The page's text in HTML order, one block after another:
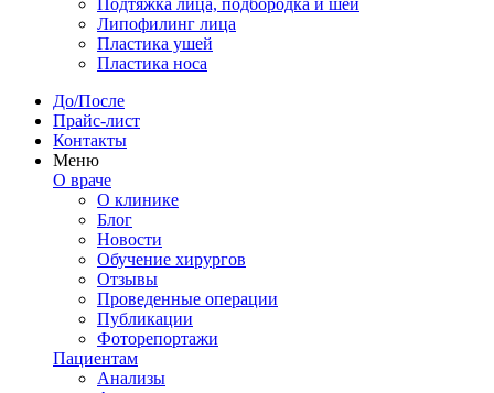
Подтяжка лица, подбородка и шеи
Липофилинг лица
Пластика ушей
Пластика носа
До/После
Прайс-лист
Контакты
Меню
О враче
О клинике
Блог
Новости
Обучение хирургов
Отзывы
Проведенные операции
Публикации
Фоторепортажи
Пациентам
Анализы